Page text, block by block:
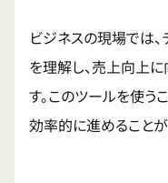
ビジネスの現場では
を理解し、売上向上
す。このツールを使う
効率的に進めることが